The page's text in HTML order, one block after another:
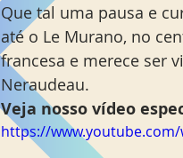
Que tal uma pausa e
até o Le Murano, no
francesa e merece ser
Neraudeau.
Veja nosso vídeo
https://www.youtube.com/